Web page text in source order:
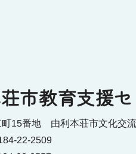
市教育支援
町15番地 由利本荘市文化交
22-2509